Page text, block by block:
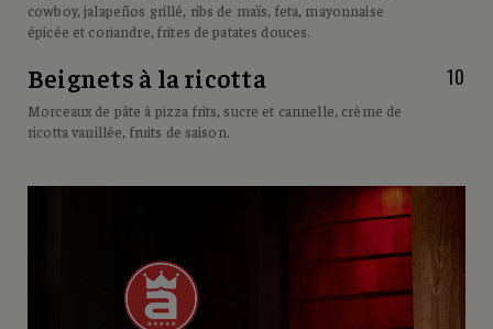
cowboy, jalapeños grillé, ribs de maïs, feta, mayonnaise
épicée et coriandre, frites de patates douces.
Beignets à la ricotta
Morceaux de pâte à pizza frits, sucre et cannelle, crème de
ricotta vanillée, fruits de saison.
10